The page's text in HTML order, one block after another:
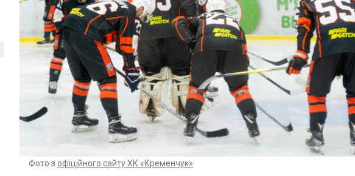
Фото з офіційного сайту ХК «Кременчук»